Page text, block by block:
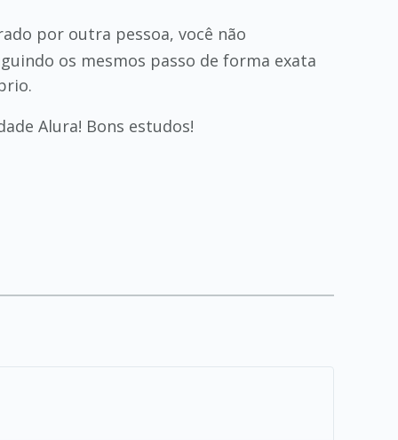
por outra pessoa, você não
os mesmos passo de forma exata
Alura! Bons estudos!